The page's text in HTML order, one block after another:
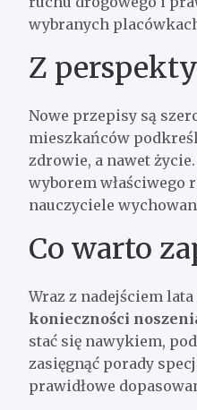
wybranych
Z
Nowe przepisy są
mieszkańców
zdrowie, a nawet
wyborem właściwego
nauczyciele
Co warto
Wraz z nadejściem
konieczności
stać się nawykiem,
zasięgnąć porady
prawidłowe